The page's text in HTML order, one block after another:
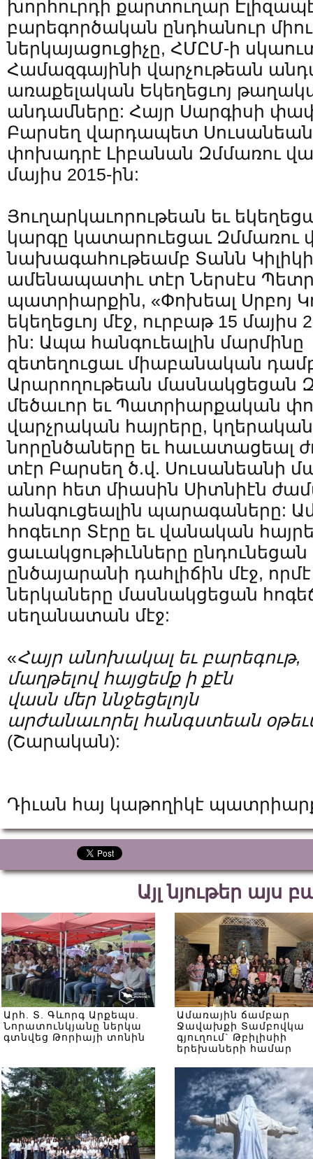
խորհուրդի քարտուղար
բարեգործական ընդհանուր
ներկայացուցիչը, ՀՄԸՄ-ի
Համազգայինի վարչութեան
առաքելական Եկեղեցւոյ
անդամները: Հայր Սարգիսի
Բարսեղ վարդապետ Սուսանեան
փոխադրէ Լիբանան Զմմառու
մայիս 2015-ին:
Յուղարկաւորութեան եւ
կարգը կատարուեցաւ Զմմառու
նախագահութեամբ Տանն
ամենապատիւ տէր Ներսէս
պատրիարքին, «Փոխեալ Սրբոյ
եկեղեցւոյ մէջ, ուրբաթ 15 մայիս
ին: Ապա հանգուեալին մարմինը
զետեղուցաւ միաբանական
Արարողութեան մասնակցեցան
մեծաւոր եւ Պատրիարքական
վարչրական հայրերը,
նորընծաները եւ հաւատացեալ
տէր Բարսեղ ծ.վ. Սուսանեանի
անոր հետ միասին Սիտնիէն
հանգուցեալին պարագաները:
հոգեւոր Տէրը եւ վանական
ցաւակցութիւնները ընդունեցան
ընծայարանի դահլիճին մէջ,
ներկաները մասնակցեցան
սեղանատան մէջ:
«Հայր անոխակալ եւ բարեգութ,
մաղթելով հայցեմք ի քէն
վասն մեր ննջեցելոյն
արժանաւորել հանգստեան
(Շարական):
Դիւան հայ կաթողիկէ
Այլ նյութեր այս
Արհ. Տ. Գևորգ Արքեպս.
Նորատունկյանը ներկա
գտնվեց Թորիայի տոնին
Ամառային ճամբար
Ջավախքի Տամբովկա
գյուղում` Թբիլիսիի
երեխաների համար